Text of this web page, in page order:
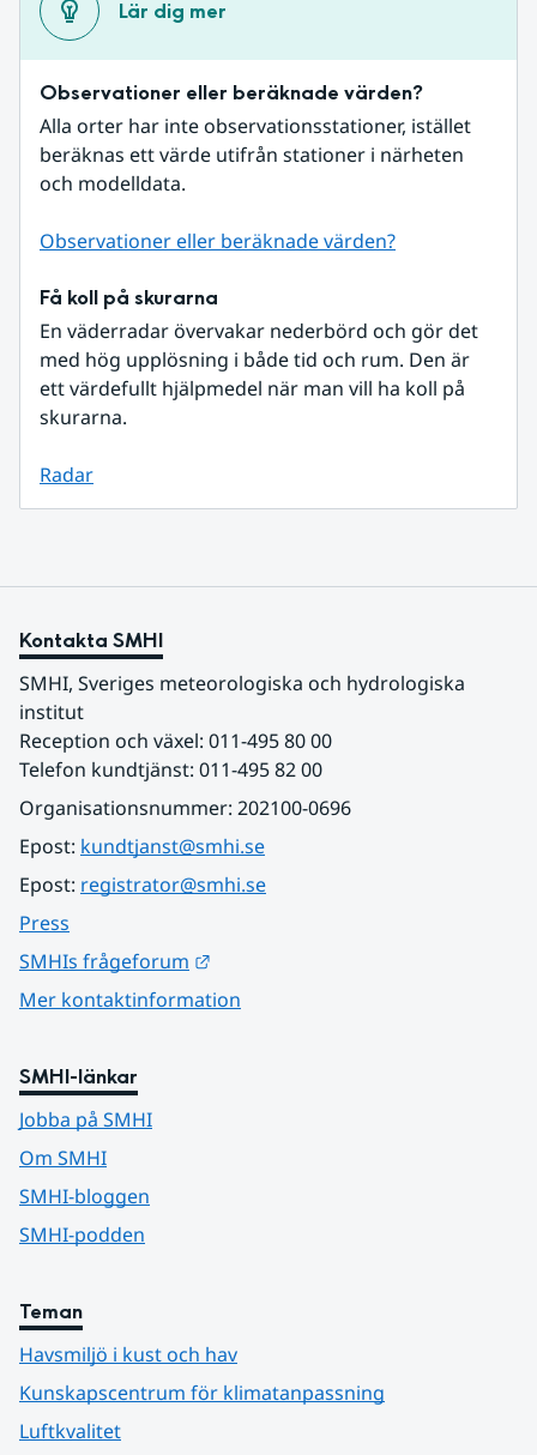
Lär dig mer
Observationer eller beräknade värden?
Alla orter har inte observationsstationer, istället
beräknas ett värde utifrån stationer i närheten
och modelldata.
Observationer eller beräknade värden?
Få koll på skurarna
En väderradar övervakar nederbörd och gör det
med hög upplösning i både tid och rum. Den är
ett värdefullt hjälpmedel när man vill ha koll på
skurarna.
Radar
Kontakta SMHI
SMHI, Sveriges meteorologiska och hydrologiska
institut
Reception och växel: 011-495 80 00
Telefon kundtjänst: 011-495 82 00
Organisationsnummer: 202100-0696
Epost: kundtjanst@smhi.se
Epost: registrator@smhi.se
Press
SMHIs frågeforum
Mer kontaktinformation
SMHI-länkar
Jobba på SMHI
Om SMHI
SMHI-bloggen
SMHI-podden
Teman
Havsmiljö i kust och hav
Kunskapscentrum för klimatanpassning
Luftkvalitet